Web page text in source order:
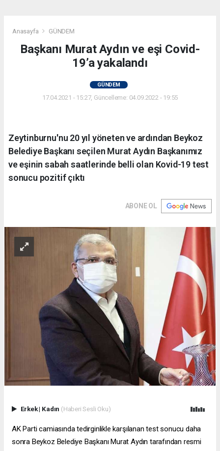
Anasayfa GÜNDEM
Başkanı Murat Aydın ve eşi Covid-
19’a yakalandı
GÜNDEM
17.04.2021 - 15:27, Güncelleme: 04.09.2022 - 19:55
Zeytinburnu'nu 20 yıl yöneten ve ardından Beykoz
Belediye Başkanı seçilen Murat Aydın Başkanımız
ve eşinin sabah saatlerinde belli olan Kovid-19 test
sonucu pozitif çıktı
ABONE OL
Erkek| Kadın (Haberi Sesli Oku)
AK Parti camiasında tedirginlikle karşılanan test sonucu daha
sonra Beykoz Belediye Başkanı Murat Aydın tarafından resmi